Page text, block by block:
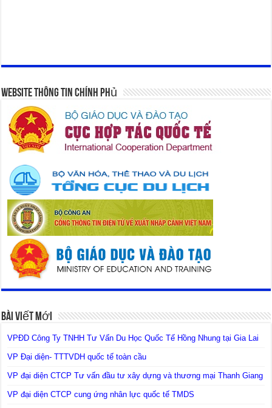
Website Thông Tin Chính Phủ
Bài Viết Mới
VPĐD Công Ty TNHH Tư Vấn Du Học Quốc Tế Hồng Nhung tại Gia Lai
VP Đại diện- TTTVDH quốc tế toàn cầu
VP đại diện CTCP Tư vấn đầu tư xây dựng và thương mại Thanh Giang
VP đại diện CTCP cung ứng nhân lực quốc tế TMDS